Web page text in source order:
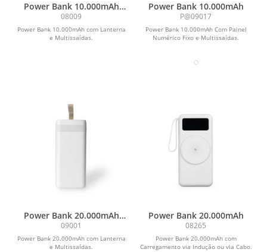
Power Bank 10.000mAh
com Lanterna e
Multissaídas
08009
Power Bank 10.000mAh com Lanterna
e Multissaídas.
Power Bank 10.000mAh
P@09017
Power Bank 10.000mAh Com Painel
Numérico Fixo e Multissaídas.
Power Bank 20.000mAh
com Lanterna e
Multissaídas
09001
Power Bank 20.000mAh com Lanterna
e Multissaídas.
Power Bank 20.000mAh
08265
Power Bank 20.000mAh com
Carregamento via Indução ou via Cabo.